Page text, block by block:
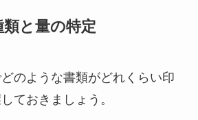
と量の特定
のような書類がどれくらい印
ておきましょう。